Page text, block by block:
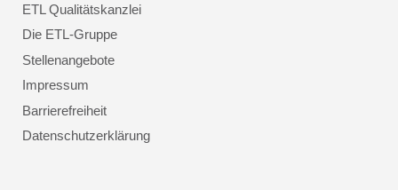
ETL Qualitätskanzlei
Die ETL-Gruppe
Stellenangebote
Impressum
Barrierefreiheit
Datenschutzerklärung